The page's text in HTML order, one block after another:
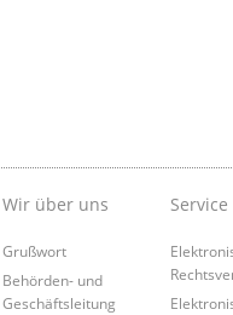
Wir über uns
Grußwort
Behörden- und
Geschäftsleitung
Service